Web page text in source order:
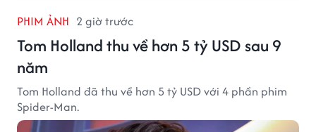
PHIM ẢNH 2 giờ trước
Tom Holland thu về hơn 5 tỷ USD sau 9
năm
Tom Holland đã thu về hơn 5 tỷ USD với 4 phần phim
Spider-Man.